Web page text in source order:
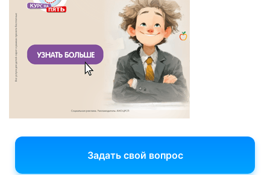
Задать свой вопрос